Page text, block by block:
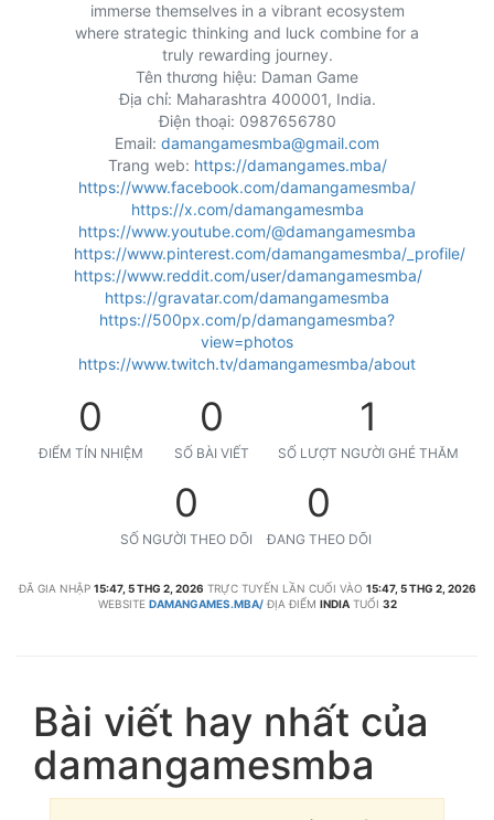
immerse themselves in a vibrant ecosystem
where strategic thinking and luck combine for a
truly rewarding journey.
Tên thương hiệu: Daman Game
Địa chỉ: Maharashtra 400001, India.
Điện thoại: 0987656780
Email: damangamesmba@gmail.com
Trang web: https://damangames.mba/
https://www.facebook.com/damangamesmba/
https://x.com/damangamesmba
https://www.youtube.com/@damangamesmba
https://www.pinterest.com/damangamesmba/_profile/
https://www.reddit.com/user/damangamesmba/
https://gravatar.com/damangamesmba
https://500px.com/p/damangamesmba?
view=photos
https://www.twitch.tv/damangamesmba/about
0
ĐIỂM TÍN NHIỆM
0
SỐ BÀI VIẾT
1
SỐ LƯỢT NGƯỜI GHÉ THĂM
0
SỐ NGƯỜI THEO DÕI
0
ĐANG THEO DÕI
ĐÃ GIA NHẬP 15:47, 5 THG 2, 2026 TRỰC TUYẾN LẦN CUỐI VÀO 15:47, 5 THG 2, 2026
WEBSITE DAMANGAMES.MBA/ ĐỊA ĐIỂM INDIA TUỔI 32
Bài viết hay nhất của
damangamesmba